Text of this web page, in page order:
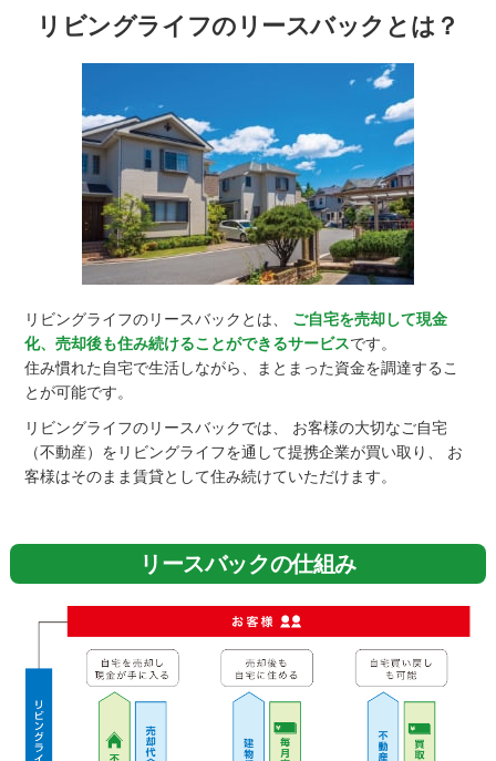
リビングライフのリースバックとは？
リビングライフのリースバックとは、 ご自宅を売却して現金
化、売却後も住み続けることができるサービスです。
住み慣れた自宅で生活しながら、まとまった資金を調達するこ
とが可能です。
リビングライフのリースバックでは、 お客様の大切なご自宅
（不動産）をリビングライフを通して提携企業が買い取り、 お
客様はそのまま賃貸として住み続けていただけます。
リースバックの仕組み